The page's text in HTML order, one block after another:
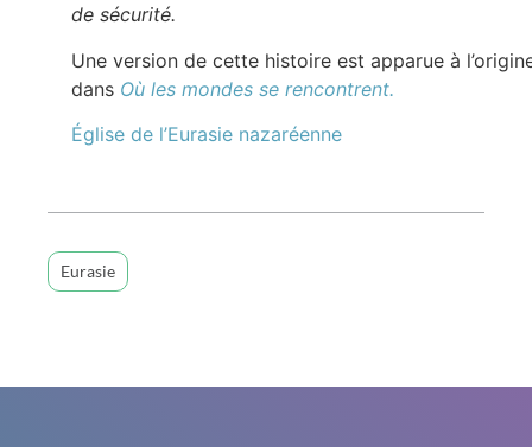
de sécurité.
Une version de cette histoire est apparue à
dans Où les mondes se rencontrent.
Église de l’Eurasie nazaréenne
Eurasie